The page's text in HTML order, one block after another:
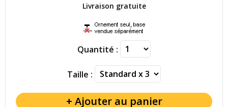
Livraison gratuite
Quantité :
Taille :